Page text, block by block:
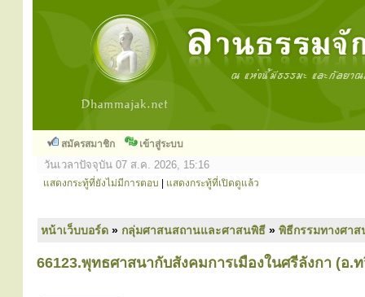
สมัครสมาชิก เข้าสู่ระบบ
วันเวลาปัจจุบัน 07 ส.ค. 2026, 15:16
แสดงกระทู้ที่ยังไม่มีการตอบ แสดงกระทู้ที่เปิดดูแล้ว
หน้าเว็บบอร์ด » กลุ่มศาสนสถานและศาสนพิธี » พิธีกรรมทางศา
66123.พุทธศาสนากับสังคมการเมืองในศรีลังกา (อ.